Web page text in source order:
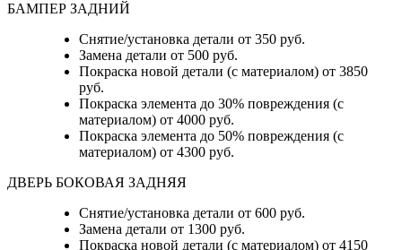
БАМПЕР ЗАДНИЙ
Снятие/установка детали от 350 руб.
Замена детали от 500 руб.
Покраска новой детали (с материалом) от 3850
руб.
Покраска элемента до 30% повреждения (с
материалом) от 4000 руб.
Покраска элемента до 50% повреждения (с
материалом) от 4300 руб.
ДВЕРЬ БОКОВАЯ ЗАДНЯЯ
Снятие/установка детали от 600 руб.
Замена детали от 1300 руб.
Покраска новой детали (с материалом) от 4150